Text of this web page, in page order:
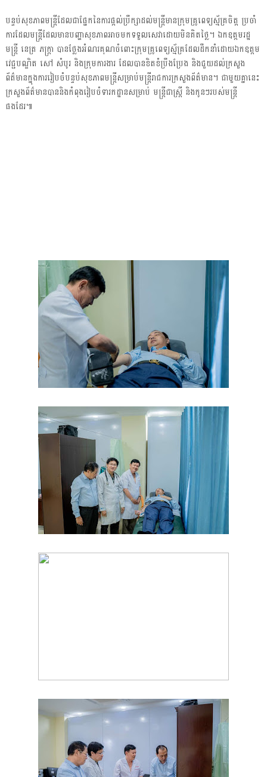
បន្ទប់សុខភាពមន្ត្រីដែលជាផ្នែកនៃការផ្តល់ប្រឹក្សាដល់មន្ត្រីមានក្រុមគ្រូពេទ្យស្ម័គ្រចិត្ត ប្រចាំ
ការដែលមន្ត្រីដែលមានបញ្ហាសុខភាពអាចមកទទួលសេវាដោយមិនគិតថ្លៃ។ ឯកឧត្តមរដ្ឋ
មន្ត្រី នេត្រ ភក្ត្រា បានថ្លែងអំណរគុណចំពោះក្រុមគ្រូពេទ្យស្ម័គ្រដែលដឹកនាំដោយឯកឧត្តម
វេជ្ជបណ្ឌិត សៅ សំបូរ និងក្រុមការងារ ដែលបានខិតខំប្រឹងប្រែង និងជួយដល់ក្រសួង
ព័ត៌មានក្នុងការរៀបចំបន្ទប់សុខភាពមន្ត្រីសម្រាប់មន្ត្រីរាជការក្រសួងព័ត៌មាន។ ជាមួយគ្នានេះ
ក្រសួងព័ត៌មានបាននិងកំពុងរៀបចំទារកដ្ឋានសម្រាប់ មន្ត្រីជាស្ត្រី និងកូនៗរបស់មន្ត្រី
ផងដែរ៕